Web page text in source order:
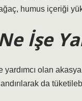
humus içeriği
İşe
olan
da